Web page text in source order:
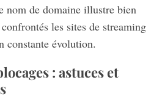
nom de domaine illustre bien
les sites de streaming
constante évolution.
: astuces et